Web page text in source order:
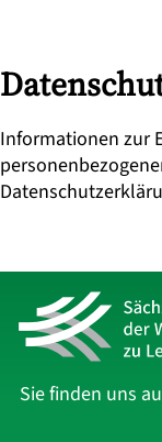
Informationen zur
Sie finden uns